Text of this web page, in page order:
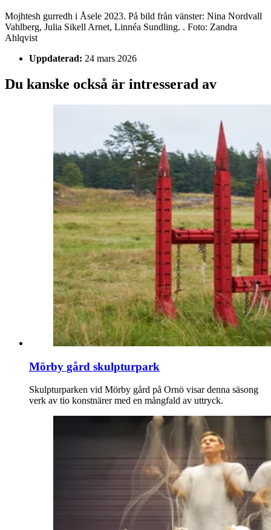
Mojhtesh gurredh i Åsele 2023. På bild från vänster: Nina Nordvall
Vahlberg, Julia Sikell Arnet, Linnéa Sundling. . Foto: Zandra
Ahlqvist
Uppdaterad: 24 mars 2026
Du kanske också är intresserad av
Mörby gård skulpturpark
Skulpturparken vid Mörby gård på Ornö visar denna säsong
verk av tio konstnärer med en mångfald av uttryck.